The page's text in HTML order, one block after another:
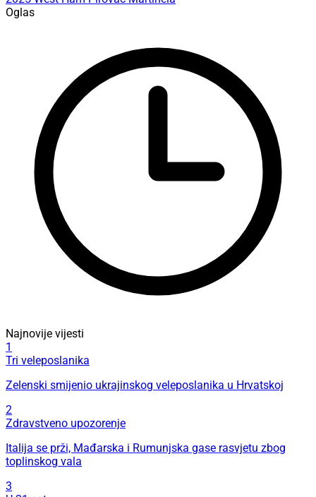
Oglas
Najnovije vijesti
1
Tri veleposlanika
Zelenski smijenio ukrajinskog veleposlanika u Hrvatskoj
2
Zdravstveno upozorenje
Italija se prži, Mađarska i Rumunjska gase rasvjetu zbog
toplinskog vala
3